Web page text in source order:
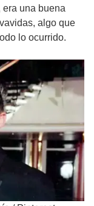
era una buena
algo que
lo ocurrido.